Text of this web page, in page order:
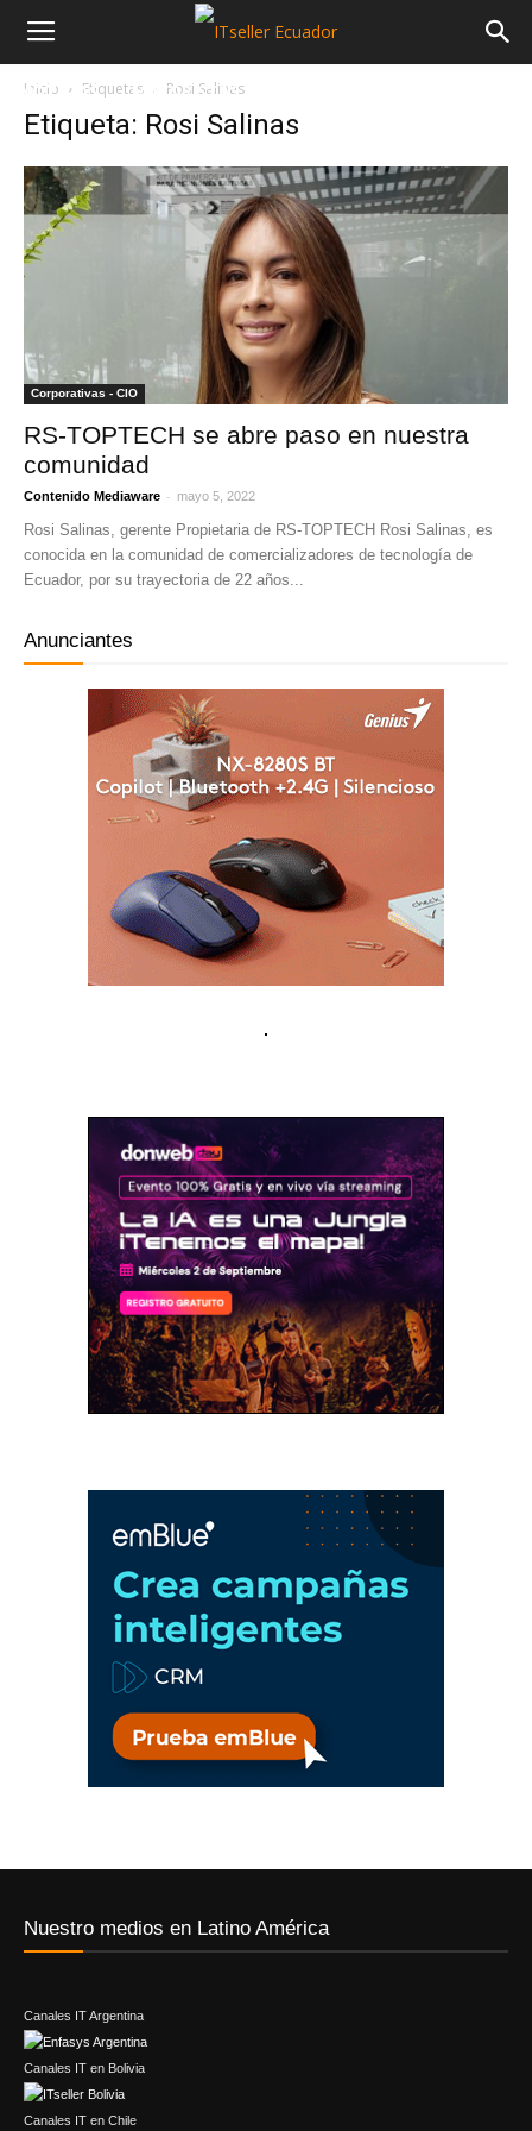
NOTICIAS MAYORISTAS
Inicio Etiquetas Rosi Salinas
Etiqueta: Rosi Salinas
Corporativas - CIO
RS-TOPTECH se abre paso en nuestra
comunidad
Contenido Mediaware - mayo 5, 2022
Rosi Salinas, gerente Propietaria de RS-TOPTECH Rosi Salinas, es
conocida en la comunidad de comercializadores de tecnología de
Ecuador, por su trayectoria de 22 años...
Anunciantes
Nuestro medios en Latino América
Canales IT Argentina
Canales IT en Bolivia
Canales IT en Chile